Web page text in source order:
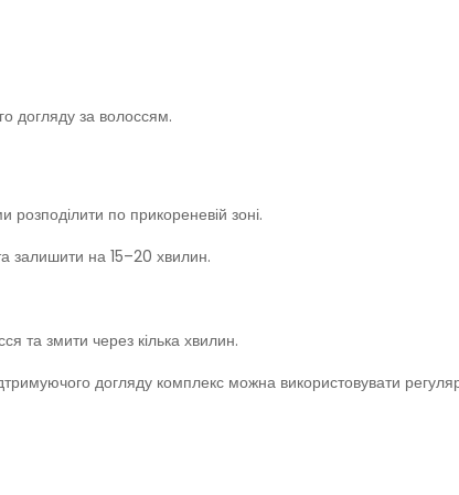
догляду за волоссям.
по прикореневій зоні.
залишити на 15–20 хвилин.
та змити через кілька хвилин.
догляду комплекс можна використовувати